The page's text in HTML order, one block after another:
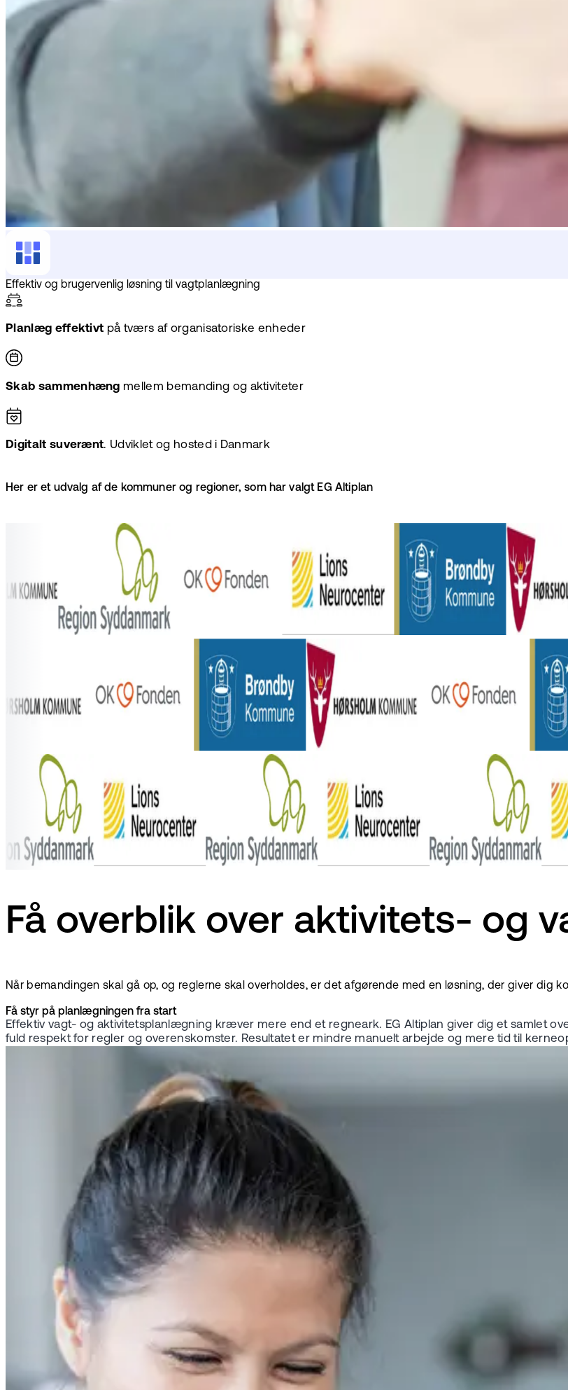
Effektiv og brugervenlig løsning til vagtplanlægning
Planlæg effektivt på tværs af organisatoriske enheder
Skab sammenhæng mellem bemanding og aktiviteter
Digitalt suverænt. Udviklet og hosted i Danmark
Her er et udvalg af de kommuner og regioner, som har valgt EG Altiplan
Få overblik over aktivitets- og
Når bemandingen skal gå op, og reglerne skal overholdes, er det afgørende med en løsning, der giver dig
Få styr på planlægningen fra start
Effektiv vagt- og aktivitetsplanlægning kræver mere end et regneark. EG Altiplan giver dig et samlet
fuld respekt for regler og overenskomster. Resultatet er mindre manuelt arbejde og mere tid til